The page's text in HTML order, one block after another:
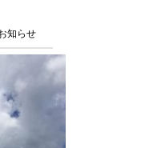
知らせ